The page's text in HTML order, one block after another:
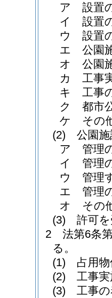
ア
設置
イ
設置
ウ
設置
エ
公園
オ
公園
カ
工事
キ
工事
ク
都市
ケ
その
(2)
公園
ア
管理
イ
管理
ウ
管理
エ
管理
オ
その
(3)
許可
2
法第6条
る。
(1)
占用
(2)
工事
(3)
工事